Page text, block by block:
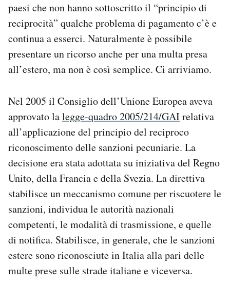
Hai bisogno di aiuto?
Esci
paesi che non hanno sottoscritto il “principio di
reciprocità” qualche problema di pagamento c’è e
continua a esserci. Naturalmente è possibile
presentare un ricorso anche per una multa presa
all’estero, ma non è così semplice. Ci arriviamo.
Nel 2005 il Consiglio dell’Unione Europea aveva
approvato lalegge-quadro2005/214/GAIrelativa
all’applicazione del principio del reciproco
riconoscimento delle sanzioni pecuniarie. La
decisione era stata adottata su iniziativa del Regno
Unito, della Francia e della Svezia. La direttiva
stabilisce un meccanismo comune per riscuotere le
sanzioni, individua le autorità nazionali
competenti, le modalità di trasmissione, e quelle
di notifica. Stabilisce, in generale, che le sanzioni
estere sono riconosciute in Italia alla pari delle
multe prese sulle strade italiane e viceversa.